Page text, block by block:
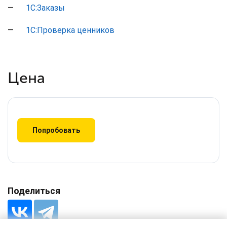
числе поддержка
варианта работы
информационных баз
соединения и
1С:Заказы
1С:Проверка ценников
Цена
Попробовать
Поделиться